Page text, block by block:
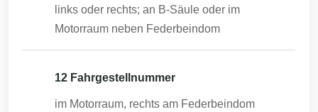
links oder rechts; an B-Säule oder im
Motorraum neben Federbeindom
12 Fahrgestellnummer
im Motorraum, rechts am Federbeindom